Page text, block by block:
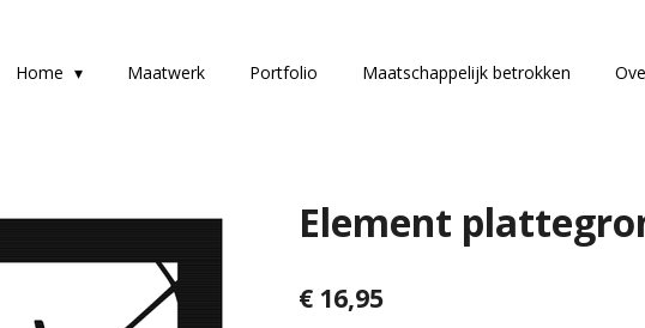
Home Maatwerk Portfolio Maatschappelijk betrokken
Element
€ 16,95